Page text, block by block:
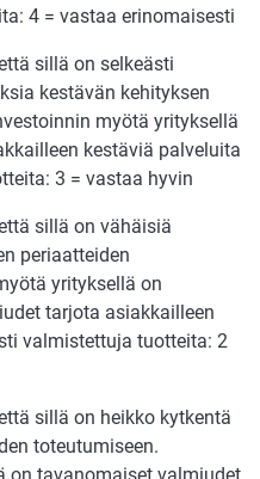
4 = vastaa erinomaisesti
sillä on selkeästi
kestävän kehityksen
myötä yrityksellä
kestäviä palveluita
3 = vastaa hyvin
sillä on vähäisiä
periaatteiden
yrityksellä on
tarjota asiakkailleen
valmistettuja tuotteita: 2
sillä on heikko kytkentä
toteutumiseen.